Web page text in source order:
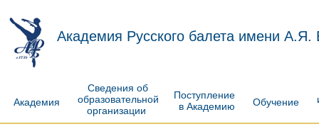
Академия Русского балета имени А.Я.
Академия
Сведения об
образовательной
организации
Поступление
в Академию
Обучение